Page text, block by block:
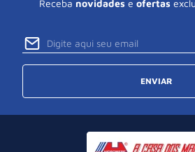
Receba novidades e ofertas
ENVIAR